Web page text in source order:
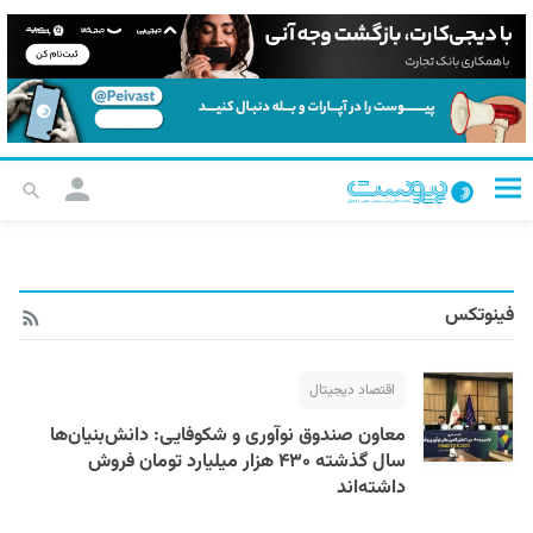
فینوتکس
اقتصاد دیجیتال
معاون صندوق نوآوری و شکوفایی: دانش‌بنیان‌ها
سال گذشته ۴۳۰ هزار میلیارد تومان فروش
داشته‌اند